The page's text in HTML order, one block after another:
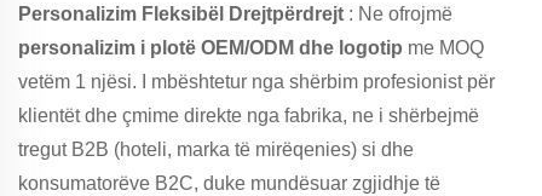
Personalizim Fleksibël Drejtpërdrejt : Ne ofrojmë
personalizim i plotë OEM/ODM dhe logotip me MOQ
vetëm 1 njësi. I mbështetur nga shërbim profesionist për
klientët dhe çmime direkte nga fabrika, ne i shërbejmë
tregut B2B (hoteli, marka të mirëqenies) si dhe
konsumatorëve B2C, duke mundësuar zgjidhje të